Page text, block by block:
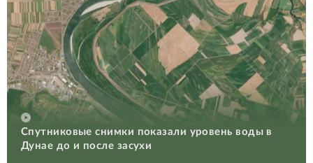
Спутниковые снимки показали уровень воды в
Дунае до и после засухи